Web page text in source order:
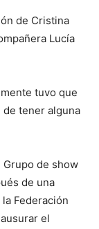
de Cristina
Lucía
tuvo que
tener alguna
de show
de una
Federación
el